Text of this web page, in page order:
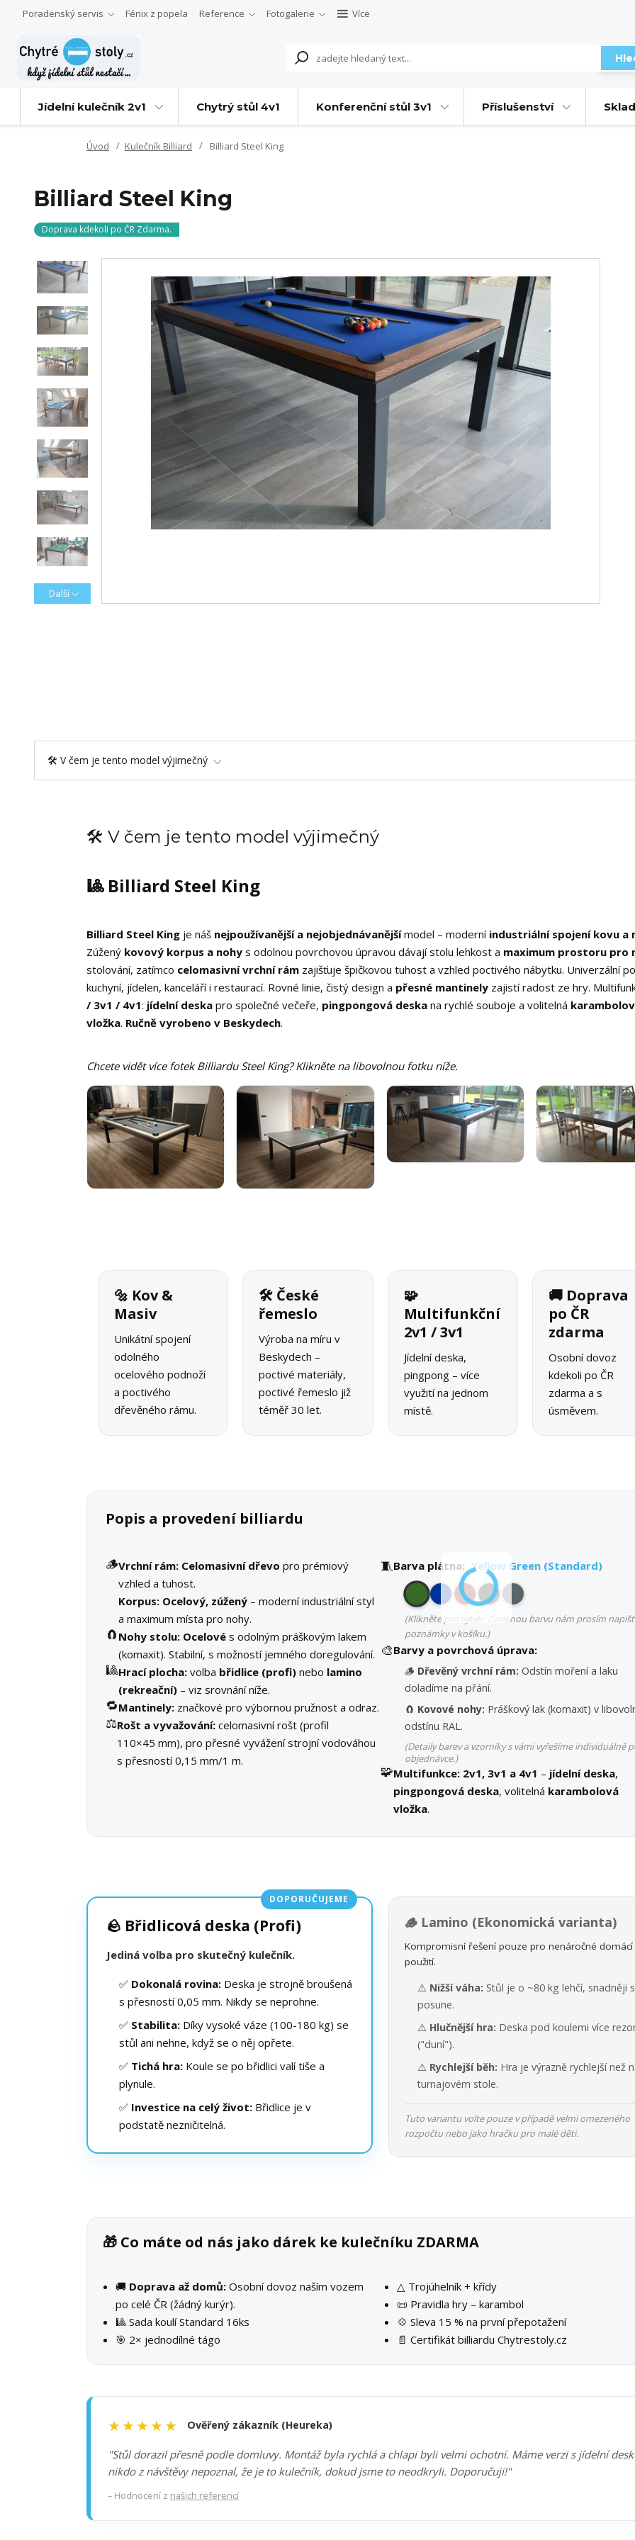
Poradenský servis Fénix z popela Reference Fotogalerie Více
Jídelní kulečník 2v1 Chytrý stůl 4v1 Konferenční stůl 3v1 Příslušenství
Úvod Kulečník Billiard Billiard Steel King
Billiard Steel King
Doprava kdekoli po ČR Zdarma.
Další
🛠️ V čem je tento model výjimečný
🛠️ V čem je tento model výjimečný
🎱 Billiard Steel King
Billiard Steel King je náš nejpoužívanější a nejobjednávanějšímodel – moderní industriální spojení kovu a
Zúžený kovový korpus a nohy s odolnou povrchovou úpravou dávají stolu lehkost a maximum prostoru pro
stolování, zatímco celomasivní vrchní rám zajišťuje špičkovou tuhost a vzhled poctivého nábytku. Univerzální
kuchyní, jídelen, kanceláří i restaurací. Rovné linie, čistý design a přesné mantinely zajistí radost ze hry.
/ 3v1 / 4v1: jídelní deska pro společné večeře, pingpongová deska na rychlé souboje a volitelná
vložka. Ručně vyrobeno v Beskydech.
Chcete vidět více fotek Billiardu Steel King? Klikněte na libovolnou fotku níže.
🔩 Kov &
Masiv
Unikátní spojení
odolného
ocelového podnoží
a poctivého
dřevěného rámu.
🛠 České
řemeslo
Výroba na míru v
Beskydech –
poctivé materiály,
poctivé řemeslo již
téměř 30 let.
🧩
Multifunkční
2v1 / 3v1
Jídelní deska,
pingpong – více
využití na jednom
místě.
🚚 Doprava
po ČR
zdarma
Osobní dovoz
kdekoli po ČR
zdarma a s
úsměvem.
Popis a provedení billiardu
🪵Vrchní rám: Celomasivní dřevo pro prémiový
vzhled a tuhost.
Korpus: Ocelový, zúžený – moderní industriální styl
a maximum místa pro nohy.
🧲 Nohy stolu: Ocelové s odolným práškovým lakem
(komaxit). Stabilní, s možností jemného doregulování.
🎱Hrací plocha: volba břidlice (profi) nebo lamino
(rekreační) – viz srovnání níže.
🔁Mantinely: značkové pro výbornou pružnost a odraz.
⚖️Rošt a vyvažování: celomasivní rošt (profil
110×45 mm), pro přesné vyvážení strojní vodováhou
s přesností 0,15 mm/1 m.
🧵Barva plátna: Yellow Green (Standard)
(Klikněte pro výběr. Zvolenou barvu nám prosím
poznámky v košíku.)
🎨Barvy a povrchová úprava:
🪵 Dřevěný vrchní rám: Odstín moření a laku
doladíme na přání.
🧲 Kovové nohy: Práškový lak (komaxit) v
odstínu RAL.
(Detaily barev a vzorníky s vámi vyřešíme individuálně
objednávce.)
🧩Multifunkce:2v1, 3v1 a 4v1 – jídelní deska,
pingpongová deska, volitelná karambolová
vložka.
DOPORUČUJEME
🪨 Břidlicová deska (Profi)
Jediná volba pro skutečný kulečník.
✅ Dokonalá rovina: Deska je strojně broušená
s přesností 0,05 mm. Nikdy se neprohne.
✅ Stabilita: Díky vysoké váze (100-180 kg) se
stůl ani nehne, když se o něj opřete.
✅ Tichá hra: Koule se po břidlici valí tiše a
plynule.
✅ Investice na celý život: Břidlice je v
podstatě nezničitelná.
🪵 Lamino (Ekonomická varianta)
Kompromisní řešení pouze pro nenáročné domácí
použití.
⚠️ Nižší váha: Stůl je o ~80 kg lehčí, snadněji
posune.
⚠️ Hlučnější hra: Deska pod koulemi více
("duní").
⚠️ Rychlejší běh: Hra je výrazně rychlejší než
turnajovém stole.
Tuto variantu volte pouze v případě velmi omezeného
rozpočtu nebo jako hračku pro malé děti.
🎁 Co máte od nás jako dárek ke kulečníku ZDARMA
🚚 Doprava až domů: Osobní dovoz naším vozem
po celé ČR (žádný kurýr).
🎱 Sada koulí Standard 16ks
🎯 2× jednodílné tágo
△ Trojúhelník + křídy
📜 Pravidla hry – karambol
💠 Sleva 15 % na první přepotažení
📄 Certifikát billiardu Chytrestoly.cz
★★★★★ Ověřený zákazník (Heureka)
"Stůl dorazil přesně podle domluvy. Montáž byla rychlá a chlapi byli velmi ochotní. Máme verzi s jídelní
nikdo z návštěvy nepoznal, že je to kulečník, dokud jsme to neodkryli. Doporučuji!"
– Hodnocení z našich referencí